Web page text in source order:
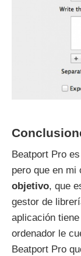
Beatport Pro
pero que en mi
objetivo, que
gestor de
aplicación
ordenador le
Beatport Pro